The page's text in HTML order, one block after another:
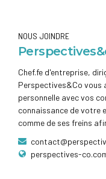
NOUS JOINDRE
Chef.fe d'entreprise,
Perspectives&Co vous
personnelle avec vos
connaissance de votre
comme de ses freins
perspectives-